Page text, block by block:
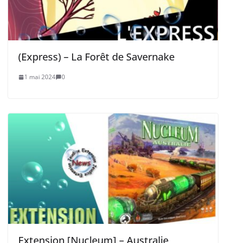
(Express) – La Forêt de Savernake
1 mai 2024 0
Extension [Nucleum] – Australie